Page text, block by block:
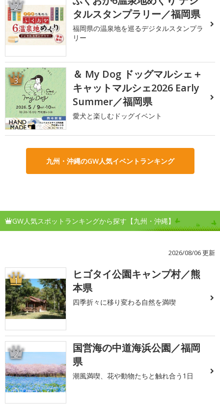
2
タルスタンプラリー／福岡県
福岡県の温泉地を巡るデジタルスタンプラ
リー
3
＆ My Dog ドッグマルシェ＋
キャットマルシェ2026 Early
Summer／福岡県
愛犬と楽しむドッグイベント
九州・沖縄のGW人気イベントランキング
GW人気スポットランキングから探す【九州・沖縄】
2026/08/06 更新
1
ヒゴタイ公園キャンプ村／熊
本県
四季折々に移り変わる自然を満喫
2
国営海の中道海浜公園／福岡
県
潮風満喫、花や動物たちと触れ合う1日